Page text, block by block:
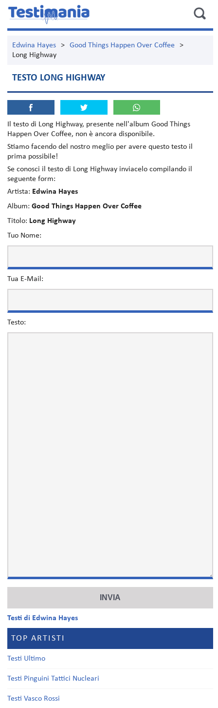
Edwina Hayes > Good Things Happen Over Coffee
>
Long Highway
TESTO LONG HIGHWAY
Il testo di Long Highway, presente nell'album Good Things
Happen Over Coffee, non è ancora disponibile.
Stiamo facendo del nostro meglio per avere questo testo il
prima possibile!
Se conosci il testo di Long Highway inviacelo compilando il
seguente form:
Artista: Edwina Hayes
Album: Good Things Happen Over Coffee
Titolo: Long Highway
Tuo Nome:
Tua E-Mail:
Testo:
Testi di Edwina Hayes
TOP ARTISTI
Testi Ultimo
Testi Pinguini Tattici Nucleari
Testi Vasco Rossi